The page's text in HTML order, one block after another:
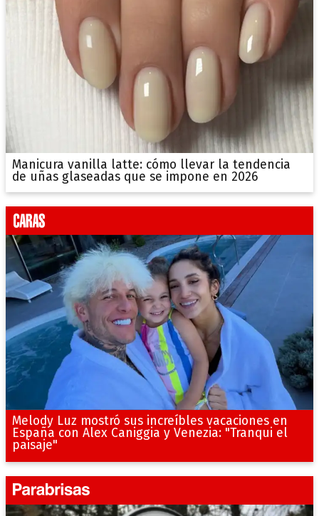
Manicura vanilla latte: cómo llevar la tendencia
de uñas glaseadas que se impone en 2026
Melody Luz mostró sus increíbles vacaciones en
España con Alex Caniggia y Venezia: "Tranqui el
paisaje"